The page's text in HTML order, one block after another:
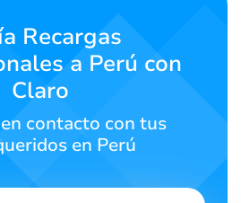
Recargas
a Perú con
Claro
contacto con tus
en Perú